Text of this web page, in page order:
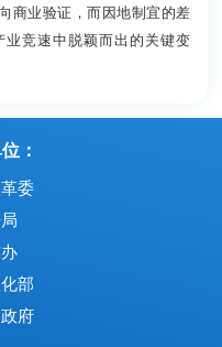
商业验证，而因地制宜的差
竞速中脱颖而出的关键变
：
委
部
府